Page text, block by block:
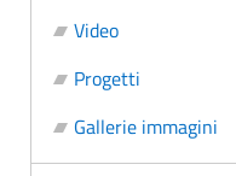
Video
Progetti
Gallerie immagini